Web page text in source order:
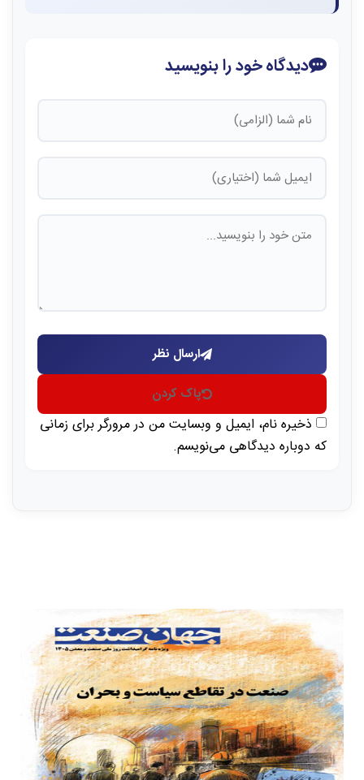
دیدگاه خود را بنویسید
ارسال نظر
پاک کردن
ذخیره نام، ایمیل و وبسایت من در مرورگر برای زمانی
که دوباره دیدگاهی می‌نویسم.